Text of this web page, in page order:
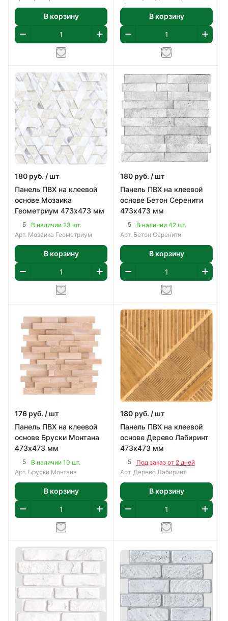
В корзину В корзину
180 руб. / шт
Панель ПВХ на клеевой
основе Мозаика
Геометриум 473х473 мм
5
В наличии 23 шт.
Арт. Мозаика Геометриум
В корзину
180 руб. / шт
Панель ПВХ на клеевой
основе Бетон Серенити
473х473 мм
5
В наличии 42 шт.
Арт. Бетон Серенити
В корзину
176 руб. / шт
Панель ПВХ на клеевой
основе Бруски Монтана
473х473 мм
5
В наличии 10 шт.
Арт. Бруски Монтана
В корзину
180 руб. / шт
Панель ПВХ на клеевой
основе Дерево Лабиринт
473х473 мм
5
Под заказ от 2 дней
Арт. Дерево Лабиринт
В корзину